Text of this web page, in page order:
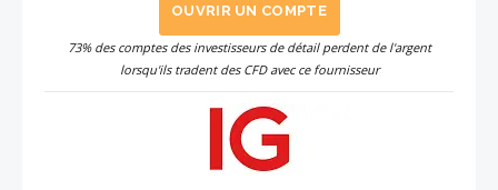
OUVRIR UN COMPTE
73% des comptes des investisseurs de détail perdent de l'argent
lorsqu'ils tradent des CFD avec ce fournisseur